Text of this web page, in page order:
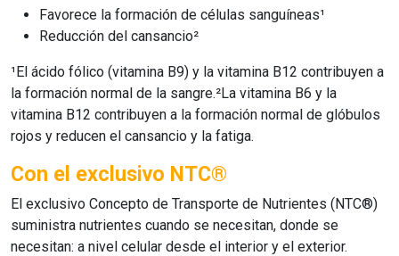
Favorece la formación de células sanguíneas¹
Reducción del cansancio²
¹El ácido fólico (vitamina B9) y la vitamina B12 contribuyen a
la formación normal de la sangre.²La vitamina B6 y la
vitamina B12 contribuyen a la formación normal de glóbulos
rojos y reducen el cansancio y la fatiga.
Con el exclusivo NTC®
El exclusivo Concepto de Transporte de Nutrientes (NTC®)
suministra nutrientes cuando se necesitan, donde se
necesitan: a nivel celular desde el interior y el exterior.